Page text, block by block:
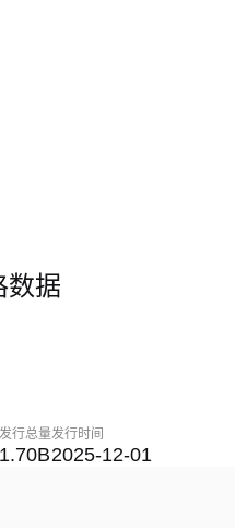
数据
发行总量
1.70B
发行时间
2025-12-01